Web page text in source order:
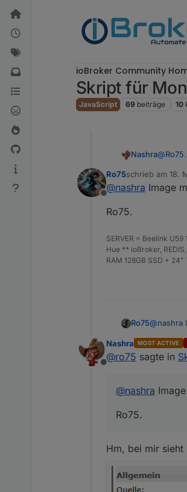
Weiter zum Inhalt
ioBroker Community
Skript für
JavaScript 69 beiträge 10
Nashra@Ro75
Offline
Ro75schrieb am 18.
zuletzt editiert
@nashra Image
Ro75.
SERVER = Beelink
Hue ** ioBroker,
RAM 128GB SSD +
Ro75@nashra
Ro75.
Offline
Nashra MOST ACTIVE
@ro75 sagte in
@nashra
Ro75.
Hm, bei mir sieht